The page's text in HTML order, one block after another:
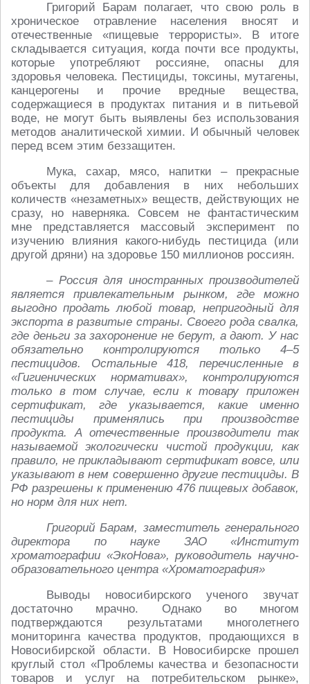
Григорий Барам полагает, что свою роль в
хроническое отравление населения вносят и
отечественные «пищевые террористы». В итоге
складывается ситуация, когда почти все продукты,
которые употребляют россияне, опасны для
здоровья человека. Пестициды, токсины, мутагены,
канцерогены и прочие вредные вещества,
содержащиеся в продуктах питания и в питьевой
воде, не могут быть выявлены без использования
методов аналитической химии. И обычный человек
перед всем этим беззащитен.
Мука, сахар, мясо, напитки – прекрасные
объекты для добавления в них небольших
количеств «незаметных» веществ, действующих не
сразу, но наверняка. Совсем не фантастическим
мне представляется массовый эксперимент по
изучению влияния какого-нибудь пестицида (или
другой дряни) на здоровье 150 миллионов россиян.
– Россия для иностранных производителей
является привлекательным рынком, где можно
выгодно продать любой товар, непригодный для
экспорта в развитые страны. Своего рода свалка,
где деньги за захоронение не берут, а дают. У нас
обязательно контролируются только 4–5
пестицидов. Остальные 418, перечисленные в
«Гигиенических нормативах», контролируются
только в том случае, если к товару приложен
сертификат, где указывается, какие именно
пестициды применялись при производстве
продукта. А отечественные производители так
называемой экологически чистой продукции, как
правило, не прикладывают сертификат вовсе, или
указывают в нем совершенно другие пестициды. В
РФ разрешены к применению 476 пищевых добавок,
но норм для них нет.
Григорий Барам, заместитель генерального
директора по науке ЗАО «Институт
хроматографии «ЭкоНова», руководитель научно-
образовательного центра «Хроматография»
Выводы новосибирского ученого звучат
достаточно мрачно. Однако во многом
подтверждаются результатами многолетнего
мониторинга качества продуктов, продающихся в
Новосибирской области. В Новосибирске прошел
круглый стол «Проблемы качества и безопасности
товаров и услуг на потребительском рынке»,